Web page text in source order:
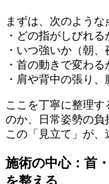
まずは、次のような
・どの指がしびれ
・いつ強いか（朝、
・首の動きで変わる
・肩や背中の張り
ここを丁寧に整理
のか、日常姿勢の負
この「見立て」が、
施術の中心：首
を整える